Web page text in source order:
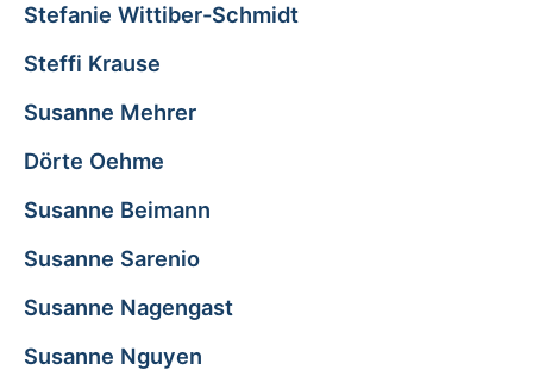
Stefanie Wittiber-Schmidt
Steffi Krause
Susanne Mehrer
Dörte Oehme
Susanne Beimann
Susanne Sarenio
Susanne Nagengast
Susanne Nguyen